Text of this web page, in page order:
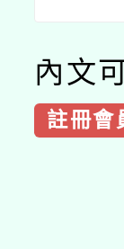
內文
註冊會